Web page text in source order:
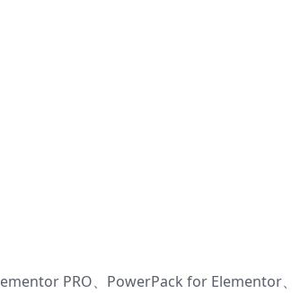
PRO、PowerPack for Elementor、